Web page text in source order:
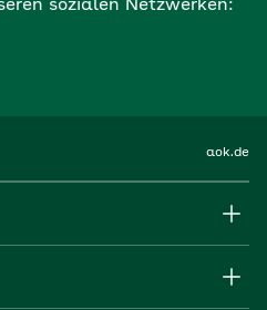
sozialen Netzwerken:
aok.de